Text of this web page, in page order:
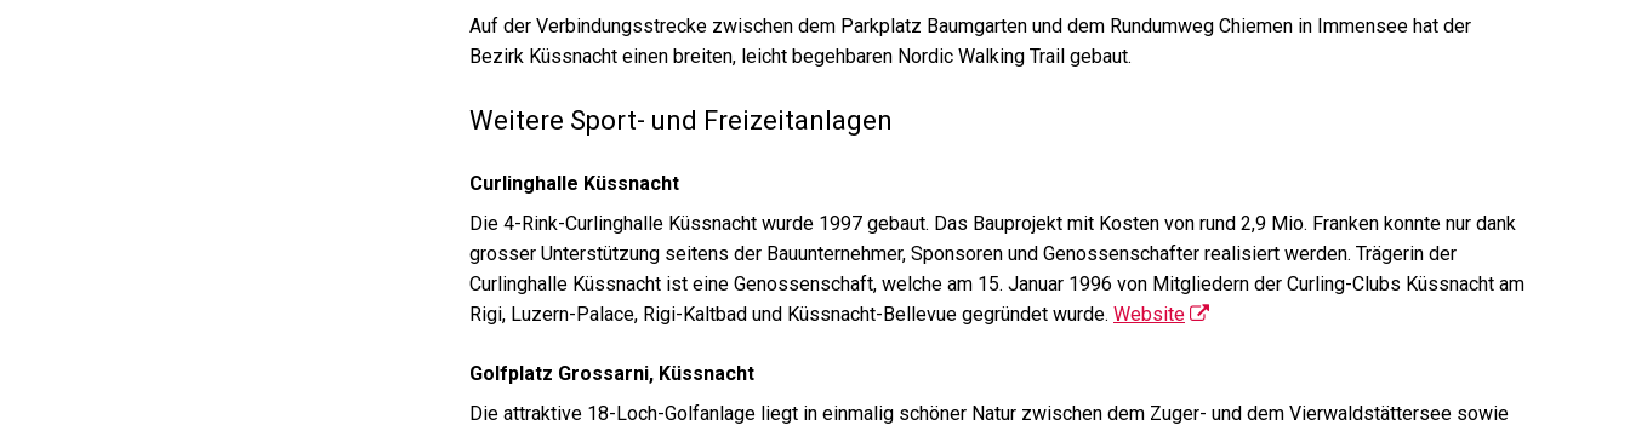
Auf der Verbindungsstrecke zwischen dem Parkplatz Baumgarten und dem Rundumweg Chiemen in Immensee hat der
Bezirk Küssnacht einen breiten, leicht begehbaren Nordic Walking Trail gebaut.
Weitere Sport- und Freizeitanlagen
Curlinghalle Küssnacht
Die 4-Rink-Curlinghalle Küssnacht wurde 1997 gebaut. Das Bauprojekt mit Kosten von rund 2,9 Mio. Franken konnte nur dank
grosser Unterstützung seitens der Bauunternehmer, Sponsoren und Genossenschafter realisiert werden. Trägerin der
Curlinghalle Küssnacht ist eine Genossenschaft, welche am 15. Januar 1996 von Mitgliedern der Curling-Clubs Küssnacht am
Rigi, Luzern-Palace, Rigi-Kaltbad und Küssnacht-Bellevue gegründet wurde. Website
Golfplatz Grossarni, Küssnacht
Die attraktive 18-Loch-Golfanlage liegt in einmalig schöner Natur zwischen dem Zuger- und dem Vierwaldstättersee sowie